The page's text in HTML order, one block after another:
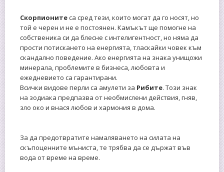
Скорпионитеса сред тези, които могат да го носят, но
той е черен и не е постоянен. Камъкът ще помогне на
собственика си да блесне с интелигентност, но няма да
прости потискането на енергията, тласкайки човек към
скандално поведение. Ако енергията на знака унищожи
минерала, проблемите в бизнеса, любовта и
ежедневието са гарантирани.
Всички видове перли са амулети за Рибите. Този знак
на зодиака предпазва от необмислени действия, гняв,
зло око и внася любов и хармония в дома.
За да предотвратите намаляването на силата на
скъпоценните мъниста, те трябва да се държат във
вода от време на време.